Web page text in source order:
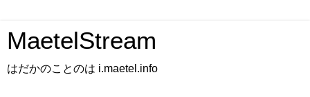
MaetelStream
はだかのことのは i.maetel.info